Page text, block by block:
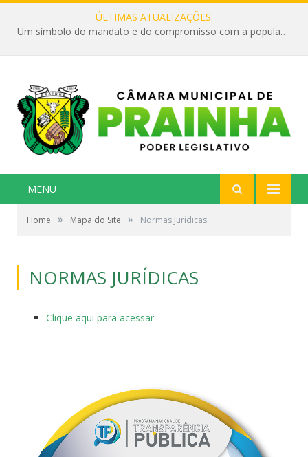
ÚLTIMAS ATUALIZAÇÕES:
Um símbolo do mandato e do compromisso com a população
MENU
Home » Mapa do Site » Normas Jurídicas
NORMAS JURÍDICAS
Clique aqui para acessar